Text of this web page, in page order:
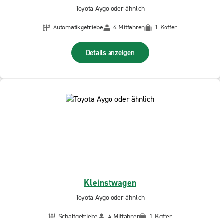
Toyota Aygo oder ähnlich
Automatikgetriebe
4 Mitfahrer 1 Koffer
Details anzeigen
Kleinstwagen
Toyota Aygo oder ähnlich